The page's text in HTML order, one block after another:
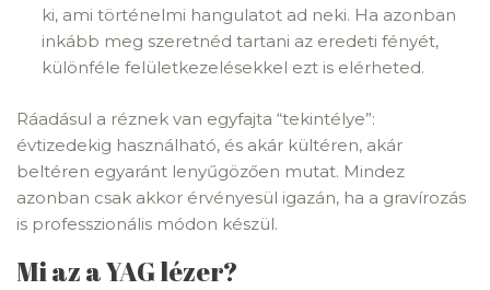
ki, ami történelmi hangulatot ad neki. Ha azonban
inkább meg szeretnéd tartani az eredeti fényét,
különféle felületkezelésekkel ezt is elérheted.
Ráadásul a réznek van egyfajta “tekintélye”:
évtizedekig használható, és akár kültéren, akár
beltéren egyaránt lenyűgözően mutat. Mindez
azonban csak akkor érvényesül igazán, ha a gravírozás
is professzionális módon készül.
Mi az a YAG lézer?